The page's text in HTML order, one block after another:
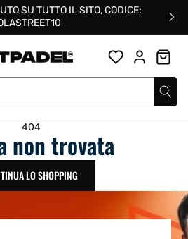
SU TUTTO IL SITO, CODICE:
404
non trovata
LO SHOPPING